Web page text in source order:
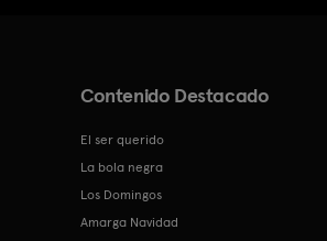
Contenido Destacado
El ser querido
La bola negra
Los Domingos
Amarga Navidad